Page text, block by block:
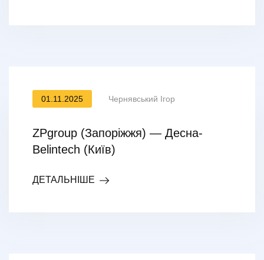
01.11.2025 Чернявський Ігор
ZPgroup (Запоріжжя) — Десна-
Belintech (Київ)
ДЕТАЛЬНІШЕ